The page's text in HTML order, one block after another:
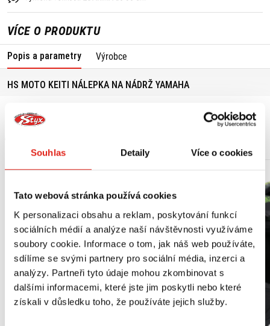
Souhlas Detaily Více o cookies
Tato webová stránka používá cookies
K personalizaci obsahu a reklam, poskytování funkcí
sociálních médií a analýze naší návštěvnosti využíváme
soubory cookie. Informace o tom, jak náš web používáte,
sdílíme se svými partnery pro sociální média, inzerci a
analýzy. Partneři tyto údaje mohou zkombinovat s
dalšími informacemi, které jste jim poskytli nebo které
získali v důsledku toho, že používáte jejich služby.
VÍCE O PRODUKTU
Popis a parametry Výrobce
HS MOTO KEITI NÁLEPKA NA NÁDRŽ YAMAHA